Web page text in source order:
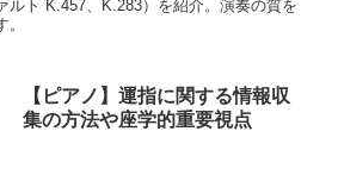
ルト K.457、K.283）を紹介。演奏の質を
【ピアノ】運指に関する情報収
集の方法や座学的重要視点